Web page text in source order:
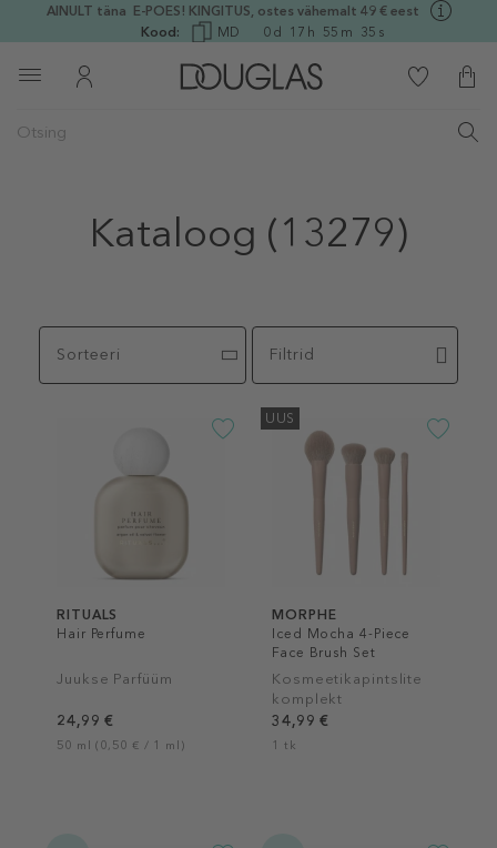
AINULT täna E-POES! KINGITUS, ostes vähemalt 49 € eest
Kood:
MD 0 d 17 h 55 m 34 s
Kataloog (13279)
Sorteeri Filtrid
RITUALS
Hair Perfume
Juukse Parfüüm
24,99 €
50 ml (0,50 € / 1 ml)
UUS
MORPHE
Iced Mocha 4-Piece
Face Brush Set
Kosmeetikapintslite
komplekt
34,99 €
1 tk